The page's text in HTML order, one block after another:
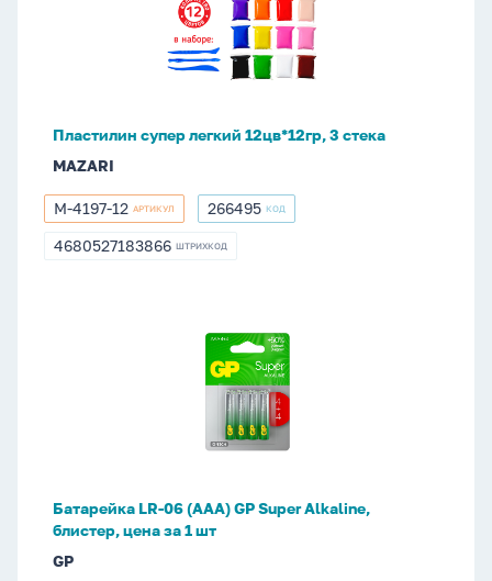
Пластилин супер легкий 12цв*12гр, 3 стека
MAZARI
M-
4197-
M-4197-12 АРТИКУЛ 266495
266495 КОД
4680527183866
4680527183866 ШТРИХКОД
цена
за
1
Батарейка LR-06 (ААА) GP Super Alkaline,
блистер, цена за 1 шт
GP